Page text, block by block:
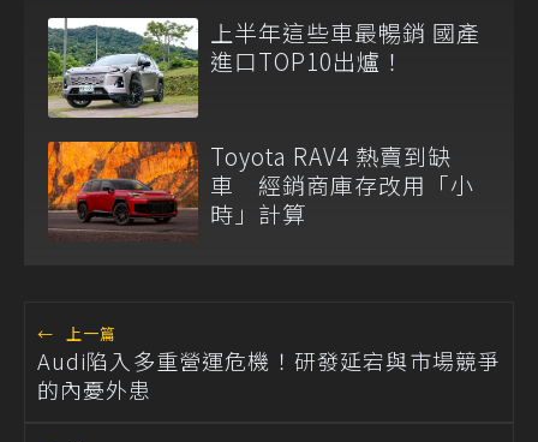
上半年這些車最暢銷 國產
進口TOP10出爐！
Toyota RAV4 熱賣到缺
車 經銷商庫存改用「小
時」計算
← 上一篇
Audi陷入多重營運危機！研發延宕與市場競爭
的內憂外患